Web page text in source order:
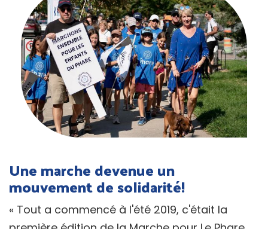
Une marche devenue un
mouvement de solidarité!
« Tout a commencé à l'été 2019, c'était la